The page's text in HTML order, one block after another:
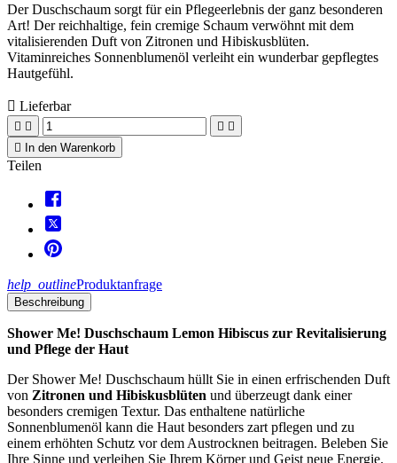
Der Duschschaum sorgt für ein Pflegeerlebnis der ganz besonderen
Art! Der reichhaltige, fein cremige Schaum verwöhnt mit dem
vitalisierenden Duft von Zitronen und Hibiskusblüten.
Vitaminreiches Sonnenblumenöl verleiht ein wunderbar gepflegtes
Hautgefühl.
 Lieferbar
   

In den Warenkorb
Teilen
help_outlineProduktanfrage
Beschreibung
Shower Me! Duschschaum Lemon Hibiscus zur Revitalisierung
und Pflege der Haut
Der Shower Me! Duschschaum hüllt Sie in einen erfrischenden Duft
von Zitronen und Hibiskusblüten und überzeugt dank einer
besonders cremigen Textur. Das enthaltene natürliche
Sonnenblumenöl kann die Haut besonders zart pflegen und zu
einem erhöhten Schutz vor dem Austrocknen beitragen. Beleben Sie
Ihre Sinne und verleihen Sie Ihrem Körper und Geist neue Energie.